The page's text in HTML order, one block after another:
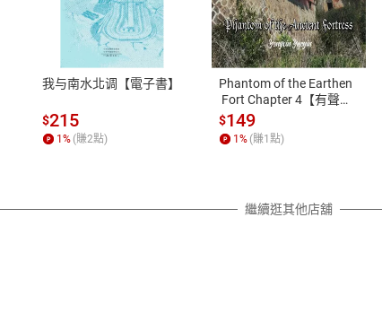
LINE PAY、AFTEE
退換貨規範
本店是否提供消費者保護法七日猶
之權利，遽消費者保護法及通訊交
除權合理例外情事適用準則，依商
質各有不同規定。詳細退換貨說明
照各商品說明。
我与南水北调【電子書】
$215
1 % (賺2點)
Phantom of the Earthen
Fort Chapter 4【有聲
書】
$149
1 % (賺1 點)
繼續逛其他店舖